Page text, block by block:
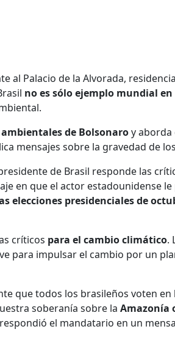
al Palacio de la Alvorada,
no es sólo ejemplo mundial
de Bolsonaroy aborda
mensajes sobre la gravedad de
de Brasil responde las
en que el actor estadounidense le
elecciones presidenciales de
críticos para el cambio climático.
para impulsar el cambio por un
que todos los brasileños voten en
soberanía sobre la Amazonía
el mandatario en un